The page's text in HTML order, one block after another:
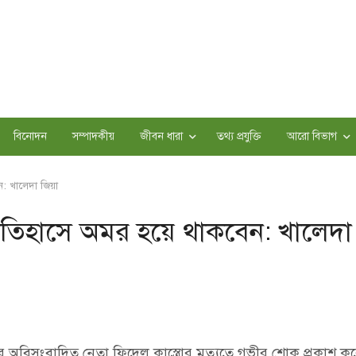
বিনোদন সম্পাদকীয় জীবন ধারা তথ্য প্রযুক্তি আরো বিভাগ
খালেদা জিয়া
অমর হয়ে থাকবেন: